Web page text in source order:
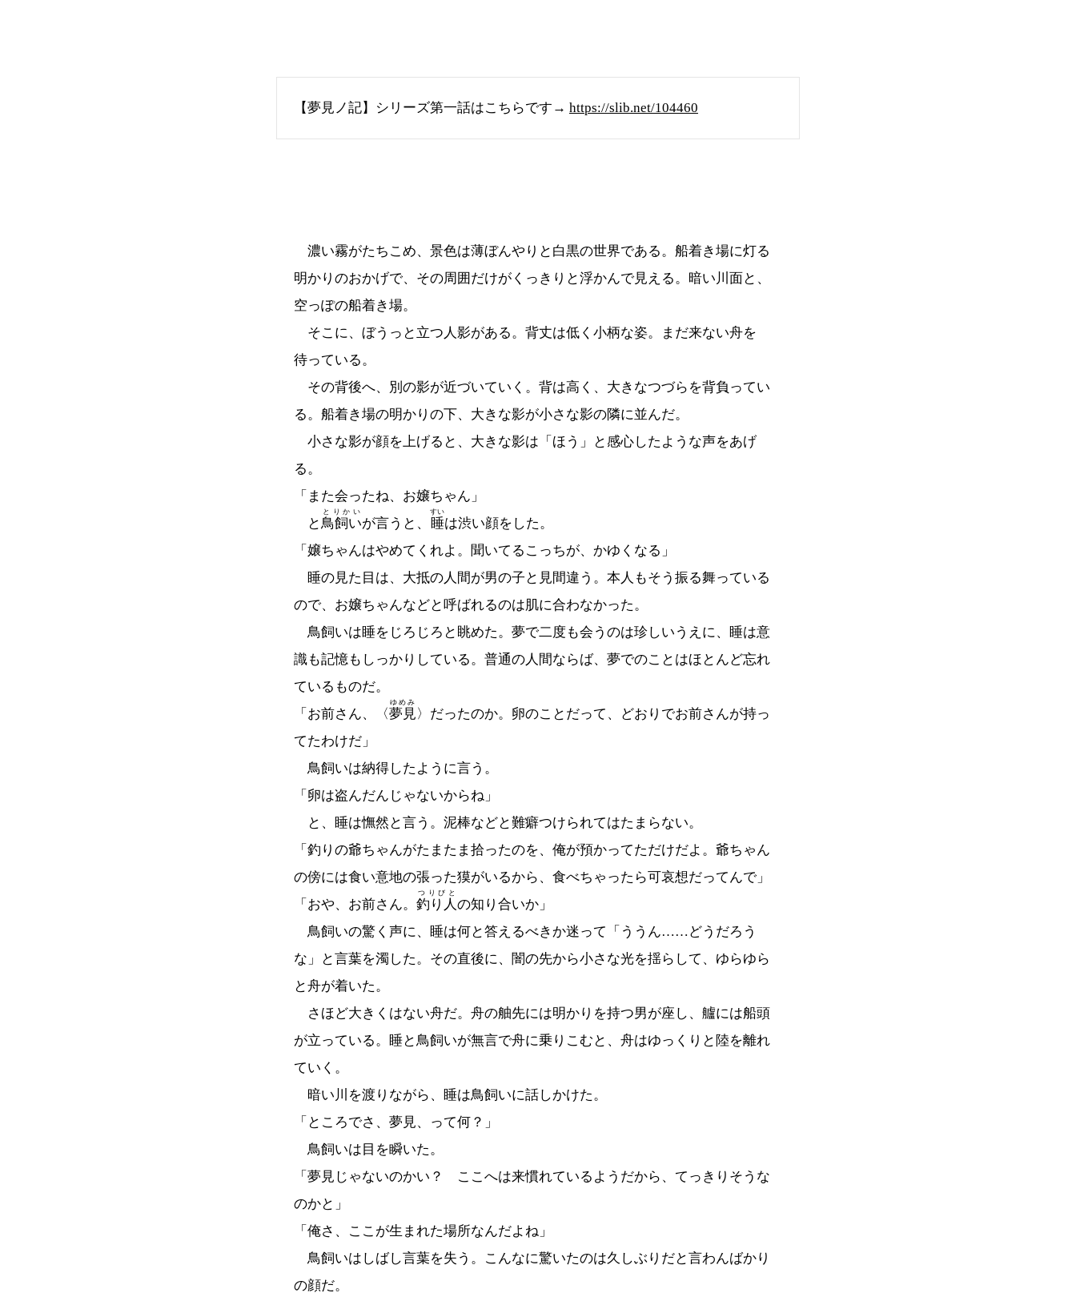
【夢見ノ記】シリーズ第一話はこちらです→ https://slib.net/104460
濃い霧がたちこめ、景色は薄ぼんやりと白黒の世界である。船着き場に灯る
明かりのおかげで、その周囲だけがくっきりと浮かんで見える。暗い川面と、
空っぽの船着き場。
そこに、ぼうっと立つ人影がある。背丈は低く小柄な姿。まだ来ない舟を
待っている。
その背後へ、別の影が近づいていく。背は高く、大きなつづらを背負ってい
る。船着き場の明かりの下、大きな影が小さな影の隣に並んだ。
小さな影が顔を上げると、大きな影は「ほう」と感心したような声をあげ
る。
「また会ったね、お嬢ちゃん」
と鳥飼い
とりかい
が言うと、 睡
すい
は渋い顔をした。
「嬢ちゃんはやめてくれよ。聞いてるこっちが、かゆくなる」
睡の見た目は、大抵の人間が男の子と見間違う。本人もそう振る舞っている
ので、お嬢ちゃんなどと呼ばれるのは肌に合わなかった。
鳥飼いは睡をじろじろと眺めた。夢で二度も会うのは珍しいうえに、睡は意
識も記憶もしっかりしている。普通の人間ならば、夢でのことはほとんど忘れ
ているものだ。
「お前さん、〈夢見
ゆめみ
〉だったのか。卵のことだって、どおりでお前さんが持っ
てたわけだ」
鳥飼いは納得したように言う。
「卵は盗んだんじゃないからね」
と、睡は憮然と言う。泥棒などと難癖つけられてはたまらない。
「釣りの爺ちゃんがたまたま拾ったのを、俺が預かってただけだよ。爺ちゃん
の傍には食い意地の張った獏がいるから、食べちゃったら可哀想だってんで」
「おや、お前さん。 釣り人
つりびと
の知り合いか」
鳥飼いの驚く声に、睡は何と答えるべきか迷って「ううん……どうだろう
な」と言葉を濁した。その直後に、闇の先から小さな光を揺らして、ゆらゆら
と舟が着いた。
さほど大きくはない舟だ。舟の舳先には明かりを持つ男が座し、艫には船頭
が立っている。睡と鳥飼いが無言で舟に乗りこむと、舟はゆっくりと陸を離れ
ていく。
暗い川を渡りながら、睡は鳥飼いに話しかけた。
「ところでさ、夢見、って何？」
鳥飼いは目を瞬いた。
「夢見じゃないのかい？ ここへは来慣れているようだから、てっきりそうな
のかと」
「俺さ、ここが生まれた場所なんだよね」
鳥飼いはしばし言葉を失う。こんなに驚いたのは久しぶりだと言わんばかり
の顔だ。